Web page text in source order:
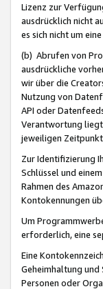
Lizenz zur
ausdrücklich nicht
es sich nicht um
(b) Abrufen von
ausdrückliche
wir über die
Nutzung von
API oder
Verantwortung
jeweiligen
Zur Identifizierung
Schlüssel und
Rahmen des
Kontokennungen
Um
erforderlich, eine
Eine
Geheimhaltung
Personen oder